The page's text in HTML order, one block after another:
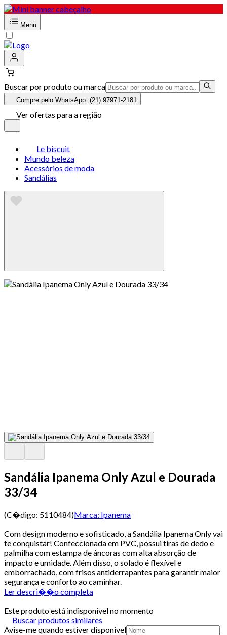
Menu
Buscar por produto ou marca
Compre pelo WhatsApp: (21) 97971-2181
Ver ofertas para a região
Le biscuit
Mundo beleza
Acessórios de moda
Sandálias
Sandália Ipanema Only Azul e Dourada
33/34
(C�digo: 5110484)Marca: Ipanema
Com design moderno e sofisticado, a Sandália Ipanema Only vai
te conquistar! Confeccionada em PVC, possui tiras de dedo e
palmilha com estampa de âncoras com alta absorção de
impacto e umidade. Além disso, o solado é flexível e
emborrachado, com frisos antiderrapantes para garantir maior
segurança e conforto ao caminhar.
Ler descri��o completa
Este produto está indisponivel no momento
Buscar produtos similares
Avise-me quando estiver disponivel